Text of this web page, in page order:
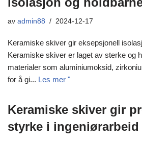
av admin88 2024-12-17
Keramiske skiver gir eksepsjonell
Keramiske skiver er laget av sterke og
materialer som aluminiumoksid,
for å gi... Les mer "
Keramiske skiver gir
styrke i ingeniørarbeid